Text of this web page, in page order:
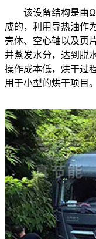
该设备结构是由Ω
成的，利用导热油作
壳体、空心轴以及页
并蒸发水分，达到脱
操作成本低，烘干过
用于小型的烘干项目。